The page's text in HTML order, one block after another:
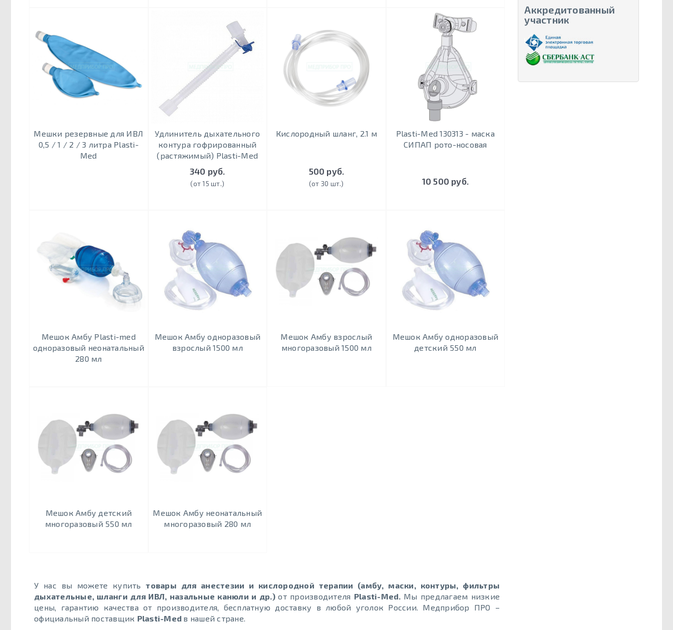
Мешки резервные для ИВЛ
0,5 / 1 / 2 / 3 литра Plasti-
Med
Удлинитель дыхательного
контура гофрированный
(растяжимый) Plasti-Med
340 руб.
(от 15 шт.)
Кислородный шланг, 2.1 м
500 руб.
(от 30 шт.)
Plasti-Med 130313 - маска
СИПАП рото-носовая
10 500 руб.
Мешок Амбу Plasti-med
одноразовый неонатальный
280 мл
Мешок Амбу одноразовый
взрослый 1500 мл
Мешок Амбу взрослый
многоразовый 1500 мл
Мешок Амбу одноразовый
детский 550 мл
Мешок Амбу детский
многоразовый 550 мл
Мешок Амбу неонатальный
многоразовый 280 мл
У нас вы можете купитьтовары для анестезии и кислородной терапии (амбу, маски, контуры, фильтры
дыхательные, шланги для ИВЛ, назальные канюли и др.)от производителя Plasti-Med. Мы предлагаем низкие
цены, гарантию качества от производителя, бесплатную доставку в любой уголок России. Медприбор ПРО –
официальный поставщик Plasti-Med в нашей стране.
Аккредитованный
участник